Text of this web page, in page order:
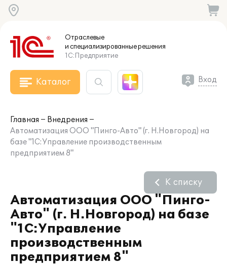
Отраслевые
и специализированныерешения
1С:Предприятие
Каталог Вход
Главная
Внедрения
Автоматизация ООО "Пинго-Авто" (г. Н.Новгород) на
базе "1С:Управление производственным
предприятием 8"
Автоматизация ООО "Пинго-
Авто" (г. Н.Новгород) на базе
"1С:Управление
производственным
предприятием 8"
К списку